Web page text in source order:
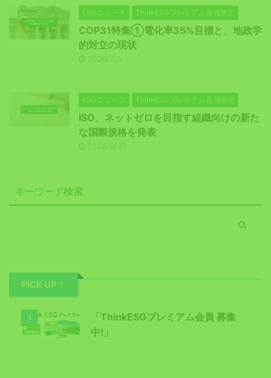
ESGニュース ThinkESGプレミアム会員限定
COP31特集①電化率35%目標と、地政学
的対立の現状
2026/7/5
ESGニュース ThinkESGプレミアム会員限定
ISO、ネットゼロを目指す組織向けの新た
な国際規格を発表
2026/6/27
キーワード検索
PICK UP！
1
「ThinkESGプレミアム会員 募集
中!」